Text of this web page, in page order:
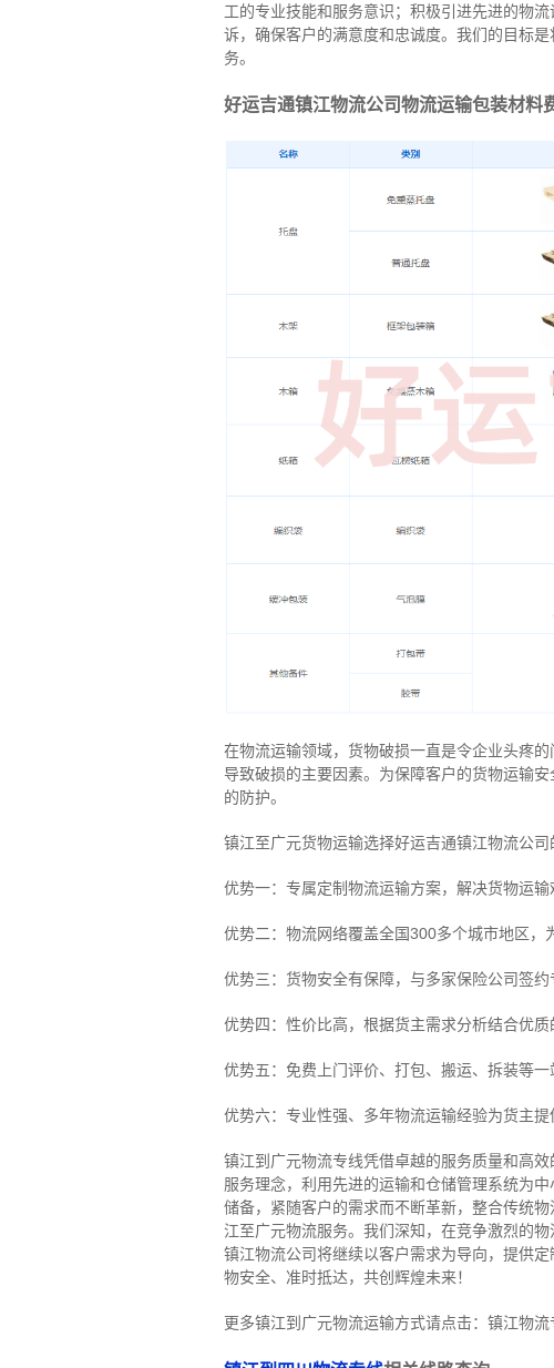
工的专业技能和服务意识；积极引进先进的物
诉，确保客户的满意度和忠诚度。我们的目标
务。
好运吉通镇江物流公司物流运输包装材料
在物流运输领域，货物破损一直是令企业头疼
导致破损的主要因素。为保障客户的货物运输
的防护。
镇江至广元货物运输选择好运吉通镇江物流公司
优势一：专属定制物流运输方案，解决货物运输
优势二：物流网络覆盖全国300多个城市地区，
优势三：货物安全有保障，与多家保险公司签
优势四：性价比高，根据货主需求分析结合优质
优势五：免费上门评价、打包、搬运、拆装等一
优势六：专业性强、多年物流运输经验为货主
镇江到广元物流专线凭借卓越的服务质量和高效
服务理念，利用先进的运输和仓储管理系统为
储备，紧随客户的需求而不断革新，整合传统
江至广元物流服务。 我们深知，在竞争激烈的
镇江物流公司将继续以客户需求为导向，提供
物安全、准时抵达，共创辉煌未来！
更多镇江到广元物流运输方式请点击：镇江物流